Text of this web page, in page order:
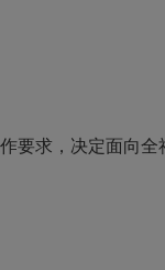
求，决定面向全